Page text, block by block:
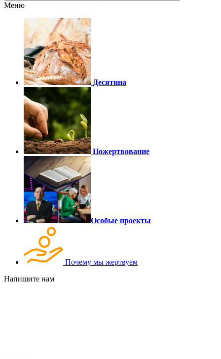
Меню
Десятина
Пожертвование
Особые проекты
Почему мы жертвуем
Напишите нам